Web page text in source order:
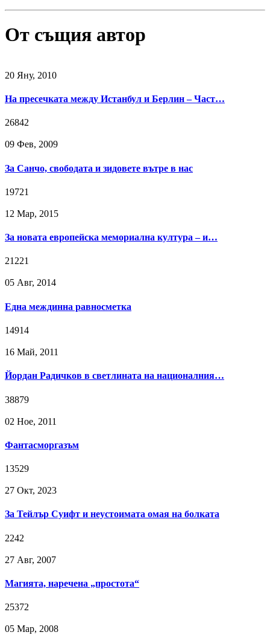
От същия автор
20 Яну, 2010
На пресечката между Истанбул и Берлин – Част…
26842
09 Фев, 2009
За Санчо, свободата и зидовете вътре в нас
19721
12 Мар, 2015
За новата европейска мемориална култура – и…
21221
05 Авг, 2014
Една междинна равносметка
14914
16 Май, 2011
Йордан Радичков в светлината на националния…
38879
02 Ное, 2011
Фантасморгазъм
13529
27 Окт, 2023
За Тейлър Суифт и неустоимата омая на болката
2242
27 Авг, 2007
Магията, наречена „простота“
25372
05 Мар, 2008